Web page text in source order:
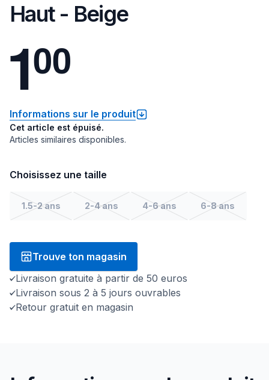
Haut - Beige
100
Informations sur le produit
Cet article est épuisé.
Articles similaires disponibles.
Choisissez une taille
1.5-2 ans 2-4 ans 4-6 ans 6-8 ans
Trouve ton magasin
Livraison gratuite à partir de 50 euros
Livraison sous 2 à 5 jours ouvrables
Retour gratuit en magasin